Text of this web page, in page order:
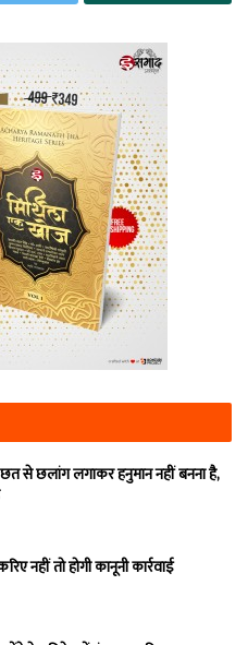
से छलांग लगाकर हनुमान नहीं बनना है,
नहीं तो होगी कानूनी कार्रवाई